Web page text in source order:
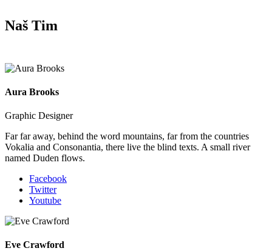
Naš Tim
Aura Brooks
Graphic Designer
Far far away, behind the word mountains, far from the countries
Vokalia and Consonantia, there live the blind texts. A small river
named Duden flows.
Facebook
Twitter
Youtube
Eve Crawford